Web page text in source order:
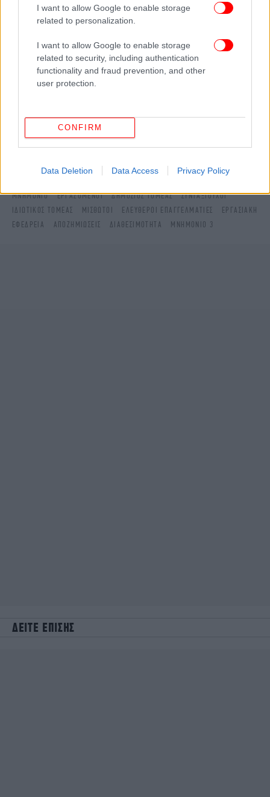
I want to allow Google to enable storage
related to personalization.
I want to allow Google to enable storage
related to security, including authentication
functionality and fraud prevention, and other
user protection.
CONFIRM
Data Deletion Data Access Privacy Policy
επιβάλλεται νέος «ενιαίος» φόρος ακινήτων που θα
αντικαταστήσει το «προσωρινό» ειδικό τέλος.
Υπάρχει ακόμα το ενδεχόμενο να επεκταθεί η
«έκτακτη εισφορά» μέχρι το 2018...
Ακολουθήστε το
Δείτε όλες τις τελευταίες
στο
ΜΝΗΜΌΝΙΟ
ΕΡΓΑΖΌΜΕΝΟΙ ΔΗΜΌΣΙΟΣ ΤΟΜΈΑΣ
ΣΥΝΤΑΞΙΟΥΧΟΙ
ΙΔΙΩΤΙΚΌΣ ΤΟΜΈΑΣ
ΜΙΣΘΩΤΟΊ ΕΛΕΎΘΕΡΟΙ ΕΠΑΓΓΕΛΜΑΤΊΕΣ
ΕΡΓΑΣΙΑΚΉ
ΕΦΕΔΡΕΊΑ
ΑΠΟΖΗΜΙΏΣΕΙΣ ΔΙΑΘΕΣΙΜΌΤΗΤΑ ΜΝΗΜΌΝΙΟ 3
ΔΕΙΤΕ ΕΠΙΣΗΣ